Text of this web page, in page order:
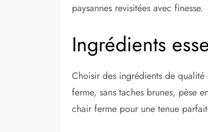
paysannes revisitées avec finesse.
Ingrédients
Choisir des ingrédients de qualité
ferme, sans taches brunes, pèse
chair ferme pour une tenue